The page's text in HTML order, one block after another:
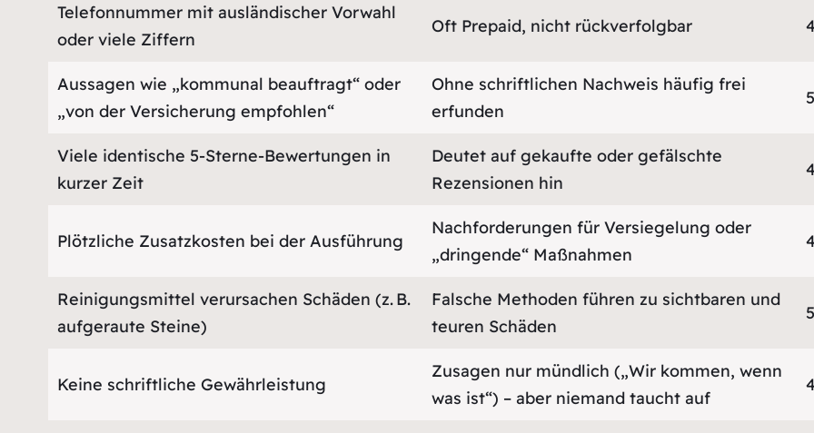
Telefonnummer mit ausländischer Vorwahl
oder viele Ziffern
Oft Prepaid, nicht rückverfolgbar
Aussagen wie „kommunal beauftragt“ oder
„von der Versicherung empfohlen“
Ohne schriftlichen Nachweis häufig frei
erfunden
5
Viele identische 5-Sterne-Bewertungen in
kurzer Zeit
Deutet auf gekaufte oder gefälschte
Rezensionen hin
Plötzliche Zusatzkosten bei der Ausführung
Nachforderungen für Versiegelung oder
„dringende“ Maßnahmen
Reinigungsmittel verursachen Schäden (z. B.
aufgeraute Steine)
Falsche Methoden führen zu sichtbaren und
teuren Schäden
5
Keine schriftliche Gewährleistung
Zusagen nur mündlich („Wir kommen, wenn
was ist“) – aber niemand taucht auf